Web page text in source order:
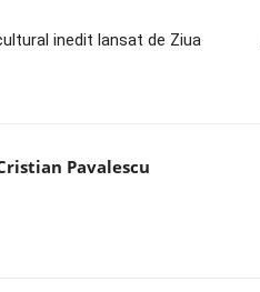
inedit lansat de Ziua
Pavalescu